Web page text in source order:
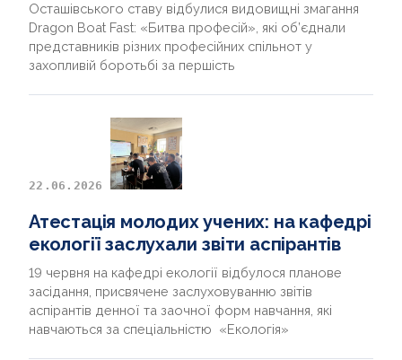
INTERNATIONAL PROJECT
ВИПУСКНИКИ
Осташівського ставу відбулися видовищні змагання
Dragon Boat Fast: «Битва професій», які об’єднали
представників різних професійних спільнот у
захопливій боротьбі за першість
22.06.2026
Атестація молодих учених: на кафедрі
екології заслухали звіти аспірантів
19 червня на кафедрі екології відбулося планове
засідання, присвячене заслуховуванню звітів
аспірантів денної та заочної форм навчання, які
навчаються за спеціальністю «Екологія»